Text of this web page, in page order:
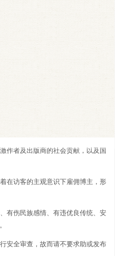
作者及出版商的社会贡献，以及国
在访客的主观意识下雇佣博主，形
有伤民族感情、有违优良传统、安
安全审查，故而请不要求助或发布